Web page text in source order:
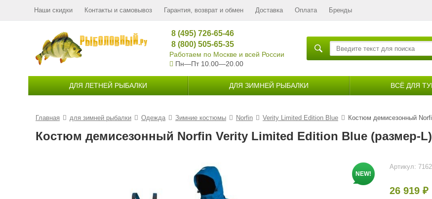
Наши скидки Контакты и самовывоз Гарантия, возврат и обмен Доставка Оплата Бренды
8 (495) 726-65-46
8 (800) 505-65-35
Работаем по Москве и всей России
Пн—Пт 10.00—20.00
ДЛЯ ЛЕТНЕЙ РЫБАЛКИ ДЛЯ ЗИМНЕЙ РЫБАЛКИ ВСЁ ДЛЯ
Главная для зимней рыбалки Одежда Зимние костюмы Norfin Verity Limited Edition Blue Костюм демисезонный
Костюм демисезонный Norfin Verity Limited Edition Blue (размер-L)
NEW!
Артикул:
26 919₽